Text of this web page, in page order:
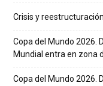
Crisis y
Copa del Mundo 2026.
Mundial entra en zona
Copa del Mundo 2026.